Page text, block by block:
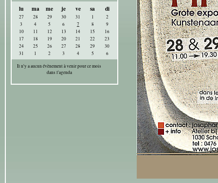
lu
ma me je ve sa di
27 28 29 30 31 1
2
3
4 5 6 7 8
9
10
11 12 13 14 15
16
17
18 19 20 21 22
23
24
25 26 27 28 29
30
31
1 2 3 4 5
6
Il n'y a aucun évènement à venir pour ce mois
dans l'agenda